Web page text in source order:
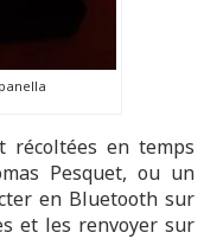
récoltées en temps
Pesquet, ou un
en Bluetooth sur
et les renvoyer sur